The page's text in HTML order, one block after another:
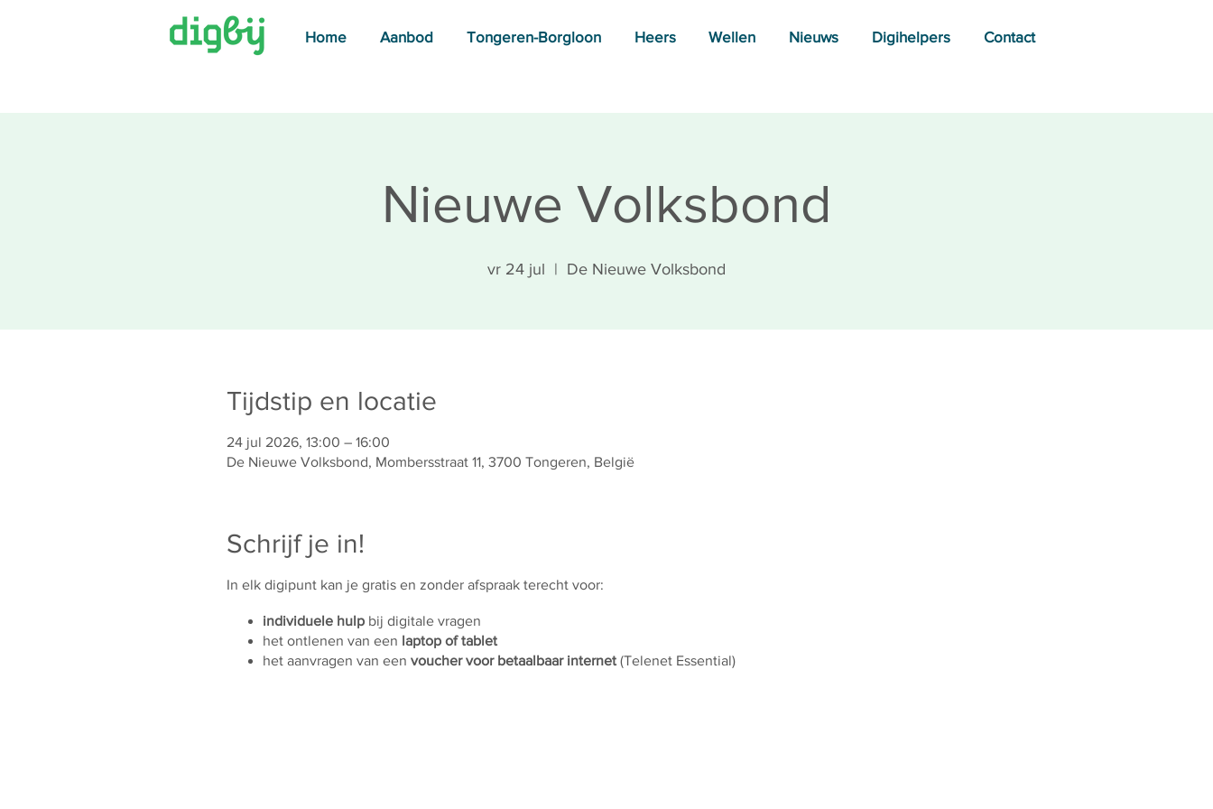
Home Aanbod Tongeren-Borgloon Heers Wellen Nieuws Digihelpers Contact
Nieuwe Volksbond
vr 24 jul
  |
De Nieuwe Volksbond
Tijdstip en locatie
24 jul 2026, 13:00 – 16:00
De Nieuwe Volksbond, Mombersstraat 11, 3700 Tongeren, België
Schrijf je in!
In elk digipunt kan je gratis en zonder afspraak terecht voor:
individuele hulpbij digitale vragen
het ontlenen van een laptop of tablet
het aanvragen van een voucher voor betaalbaar internet(Telenet Essential)